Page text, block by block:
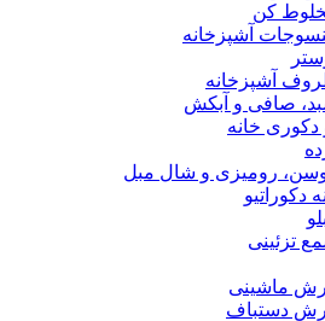
کن
آشپزخانه
آشپزخانه
صافی و آبکش
دکوری خانه
رومیزی و شال مبل
دکوراتیو
تزئینی
ماشینی
دستباف